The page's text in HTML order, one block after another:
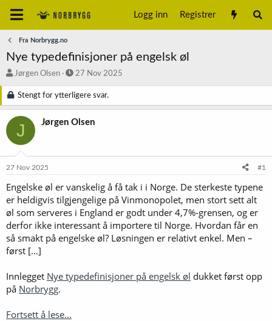
Logg inn Registrer
Fra Norbrygg.no
Nye typedefinisjoner på engelsk øl
T
å
d
s
e
Jørgen Olsen
S
a
r
t
d
27 Nov 2025
Stengt for ytterligere svar.
J Jørgen Olsen
27 Nov 2025 #1
Engelske øl er vanskelig å få tak i i Norge. De sterkeste typene
er heldigvis tilgjengelige på Vinmonopolet, men stort sett alt
øl som serveres i England er godt under 4,7%-grensen, og er
derfor ikke interessant å importere til Norge. Hvordan får en
så smakt på engelske øl? Løsningen er relativt enkel. Men –
først […]
Innlegget Nye typedefinisjoner på engelsk øl dukket først opp
på Norbrygg.
Fortsett å lese...